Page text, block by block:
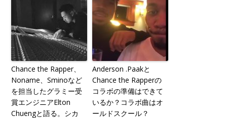
Chance the Rapper、
Noname、Sminoなど
を担当したグラミー受
賞エンジニアElton
Chuengと語る。シカ
Anderson .Paakと
Chance the Rapperの
コラボの準備はできて
いるか？コラボ曲はオ
ールドスクール？